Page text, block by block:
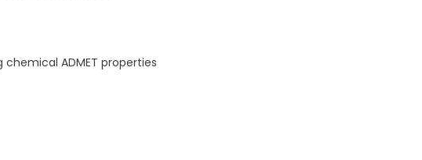
ADMET properties